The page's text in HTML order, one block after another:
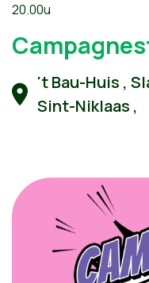
20.00u
't Bau-Huis ,
Sint-Niklaas ,